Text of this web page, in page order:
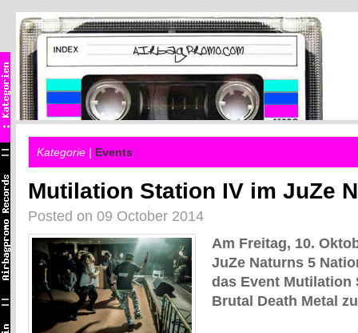
Kategorie | Events
Mutilation Station IV im JuZe
Posted on 09 October 2014
Am Freitag, 10.
JuZe Naturns 5
das Event Mutilation
Brutal Death Metal